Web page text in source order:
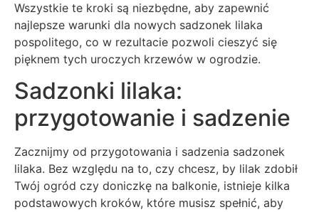
Wszystkie te kroki są niezbędne, aby zapewnić
najlepsze warunki dla nowych sadzonek lilaka
pospolitego, co w rezultacie pozwoli cieszyć się
pięknem tych uroczych krzewów w ogrodzie.
Sadzonki lilaka:
przygotowanie i sadzenie
Zacznijmy od przygotowania i sadzenia sadzonek
lilaka. Bez względu na to, czy chcesz, by lilak zdobił
Twój ogród czy doniczkę na balkonie, istnieje kilka
podstawowych kroków, które musisz spełnić, aby